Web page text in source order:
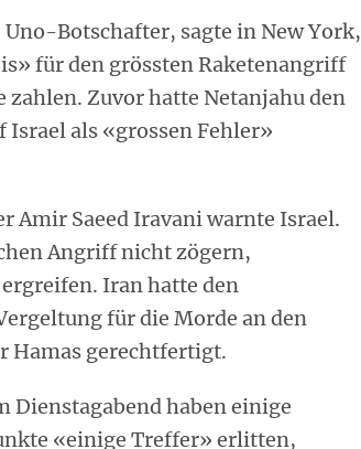
Botschafter, sagte in New York,
für den grössten Raketenangriff
zahlen. Zuvor hatte Netanjahu den
als «grossen Fehler»
Amir Saeed Iravani warnte Israel.
Angriff nicht zögern,
Iran hatte den
für die Morde an den
Hamas gerechtfertigt.
Dienstagabend haben einige
«einige Treffer» erlitten,